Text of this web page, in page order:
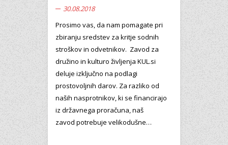
30.08.2018
Prosimo vas, da nam pomagate pri
zbiranju sredstev za kritje sodnih
stroškov in odvetnikov. Zavod za
družino in kulturo življenja KUL.si
deluje izključno na podlagi
prostovoljnih darov. Za razliko od
naših nasprotnikov, ki se financirajo
iz državnega proračuna, naš
zavod potrebuje velikodušne…